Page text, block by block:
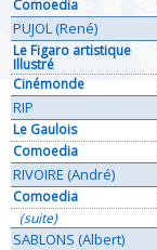
Comoedia
PUJOL (René)
Le Figaro artistique
Illustré
Cinémonde
RIP
Le Gaulois
Comoedia
RIVOIRE (André)
Comoedia
(suite)
SABLONS (Albert)